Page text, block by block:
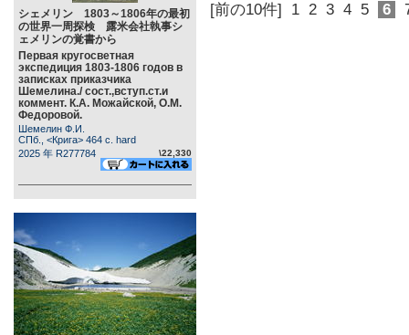
シェメリン 1803～1806年の最初
の世界一周探検 露米会社執事シ
ェメリンの覚書から
Первая кругосветная
экспедиция 1803-1806 годов в
записках приказчика
Шемелина./ сост.,вступ.ст.и
коммент. К.А. Можайской, О.М.
Федоровой.
Шемелин Ф.И.
СПб., <Крига> 464 c. hard
2025 年 R277784
\22,330
[前の10件] 1 2 3 4 5 6